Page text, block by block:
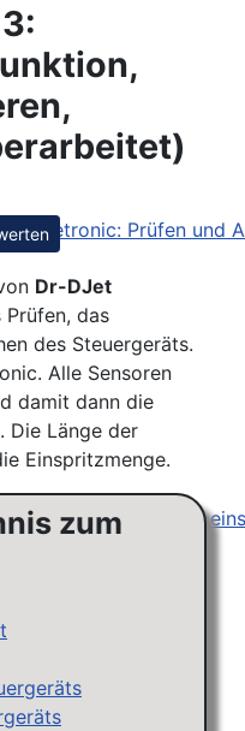
Jetronic: Prüfen und
Testen, reparieren,
Dr-DJet
das
des Steuergeräts.
Alle Sensoren
damit dann die
Die Länge der
Einspritzmenge.
zum